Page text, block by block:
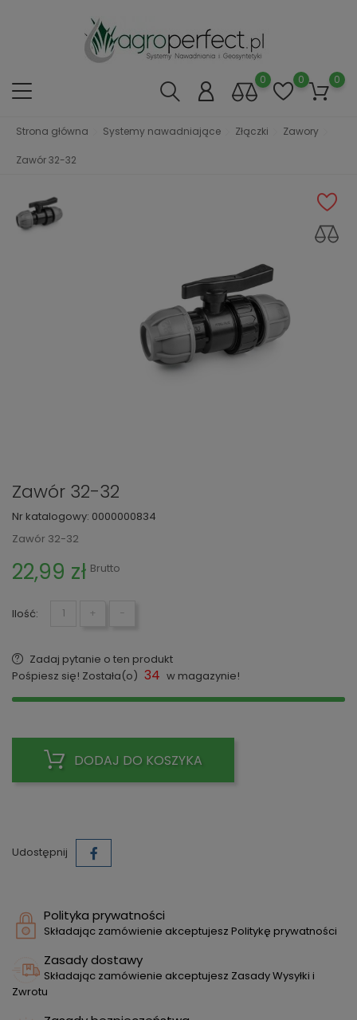
0 0 0
Strona główna Systemy nawadniające Złączki Zawory
Zawór 32-32
Zawór 32-32
Nr katalogowy: 0000000834
Zawór 32-32
22,99 zł Brutto
Ilość: + −
Zadaj pytanie o ten produkt
Pośpiesz się! Została(o) 34 w magazynie!
DODAJ DO KOSZYKA
Udostępnij
Polityka prywatności
Składając zamówienie akceptujesz Politykę prywatności
Zasady dostawy
Składając zamówienie akceptujesz Zasady Wysyłki i
Zwrotu